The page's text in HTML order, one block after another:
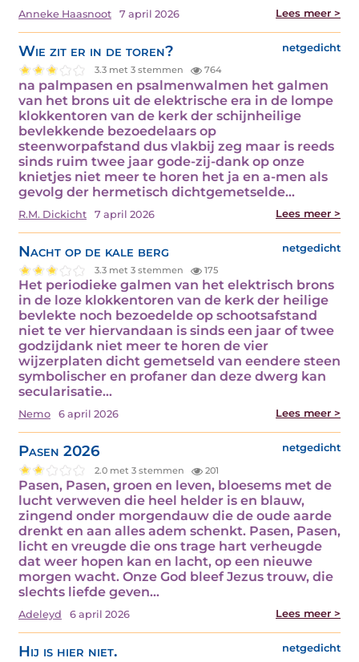
Anneke Haasnoot 7 april 2026 Lees meer >
Wie zit er in de toren? netgedicht
3.3 met 3 stemmen 764
na palmpasen en psalmenwalmen het galmen
van het brons uit de elektrische era in de lompe
klokkentoren van de kerk der schijnheilige
bevlekkende bezoedelaars op
steenworpafstand dus vlakbij zeg maar is reeds
sinds ruim twee jaar gode-zij-dank op onze
knietjes niet meer te horen het ja en a-men als
gevolg der hermetisch dichtgemetselde…
R.M. Dickicht 7 april 2026 Lees meer >
Nacht op de kale berg netgedicht
3.3 met 3 stemmen 175
Het periodieke galmen van het elektrisch brons
in de loze klokkentoren van de kerk der heilige
bevlekte noch bezoedelde op schootsafstand
niet te ver hiervandaan is sinds een jaar of twee
godzijdank niet meer te horen de vier
wijzerplaten dicht gemetseld van eendere steen
symbolischer en profaner dan deze dwerg kan
secularisatie…
Nemo 6 april 2026 Lees meer >
Pasen 2026 netgedicht
2.0 met 3 stemmen 201
Pasen, Pasen, groen en leven, bloesems met de
lucht verweven die heel helder is en blauw,
zingend onder morgendauw die de oude aarde
drenkt en aan alles adem schenkt. Pasen, Pasen,
licht en vreugde die ons trage hart verheugde
dat weer hopen kan en lacht, op een nieuwe
morgen wacht. Onze God bleef Jezus trouw, die
slechts liefde geven…
Adeleyd 6 april 2026 Lees meer >
Hij is hier niet. netgedicht